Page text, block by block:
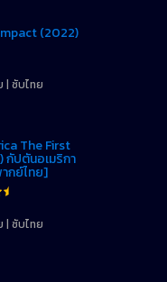
(2022)
| ซับไทย
The First
กัปตันอเมริกา
ากย์ไทย]
| ซับไทย